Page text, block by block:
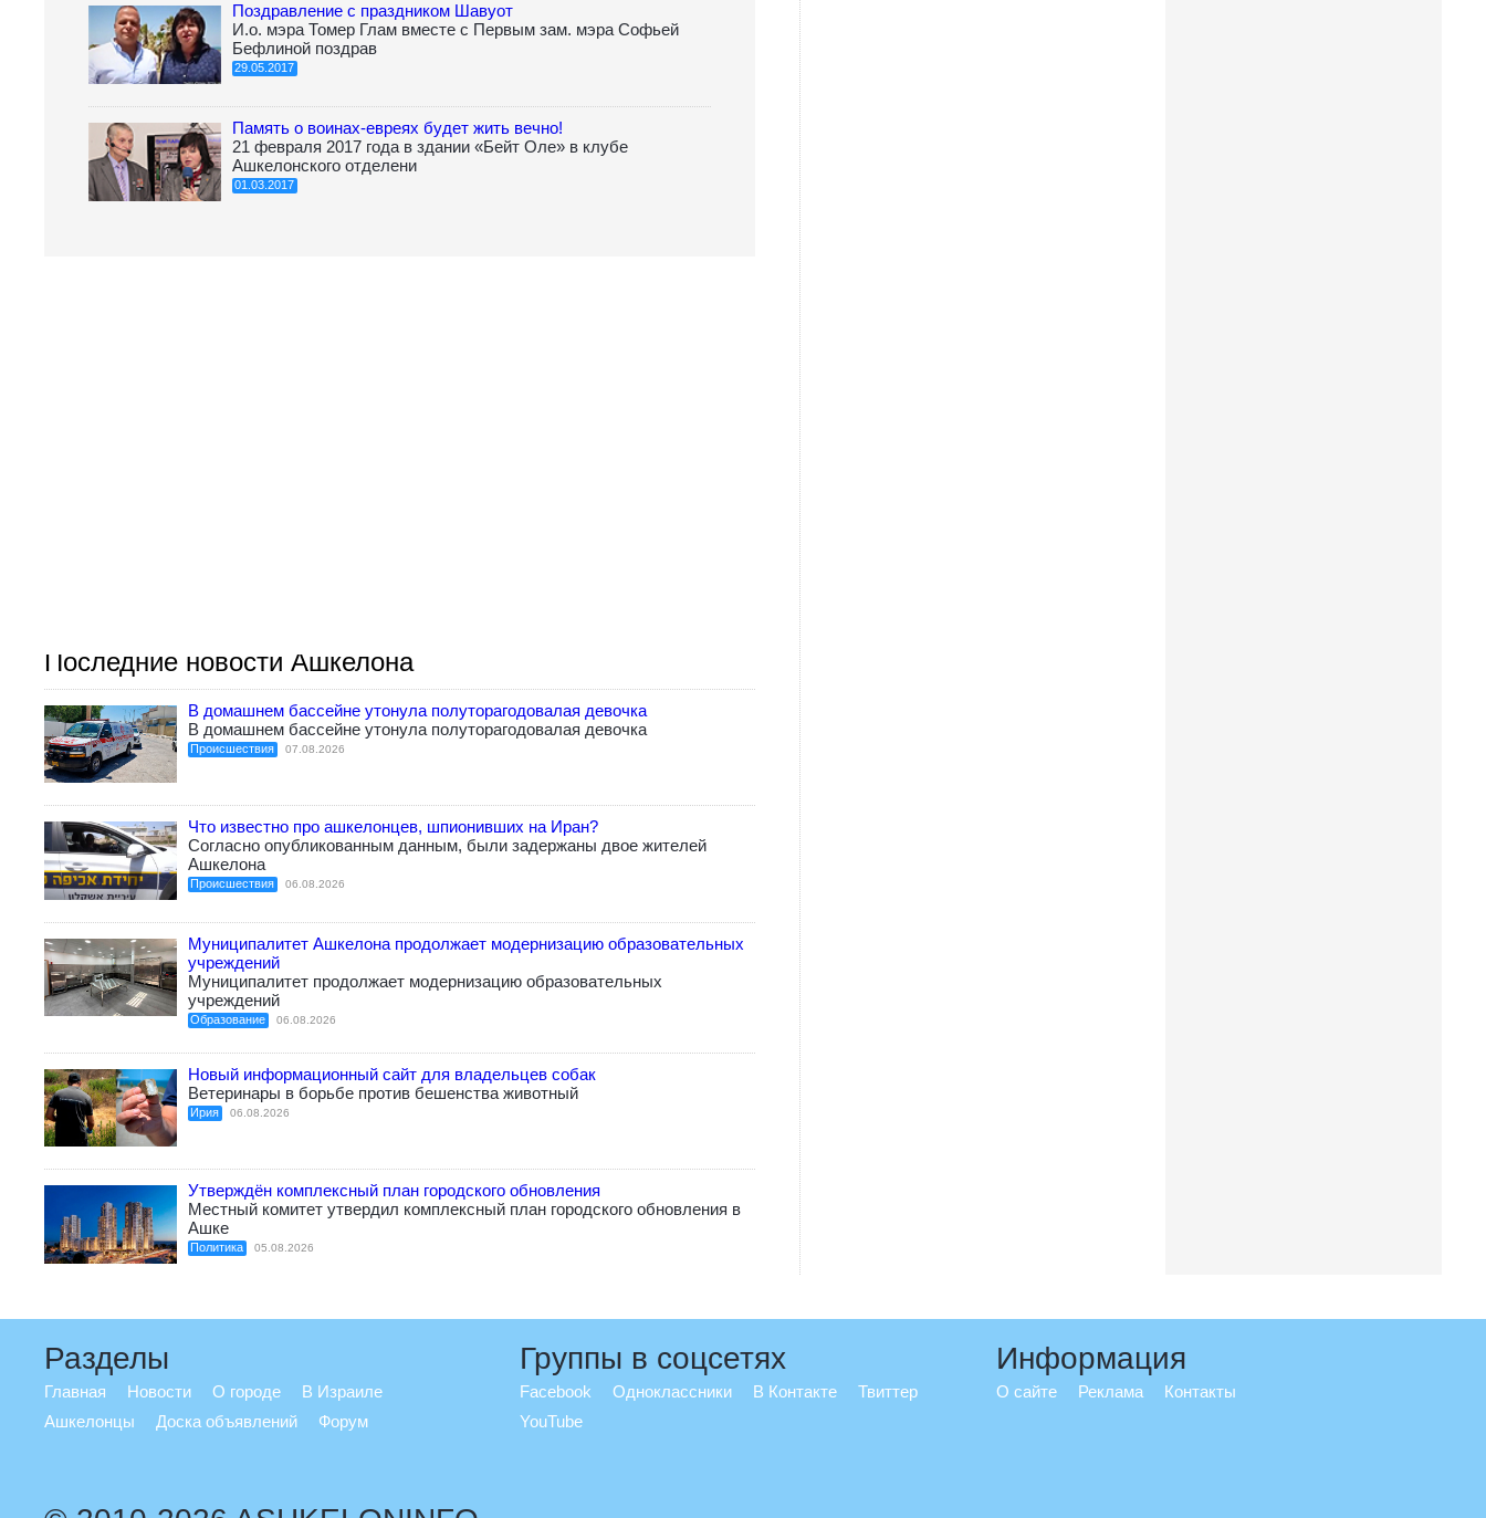
Поздравление с праздником Шавуот
И.о. мэра Томер Глам вместе с Первым зам. мэра Софьей
Бефлиной поздрав
29.05.2017
Память о воинах-евреях будет жить вечно!
21 февраля 2017 года в здании «Бейт Оле» в клубе
Ашкелонского отделени
01.03.2017
Последние новости Ашкелона
В домашнем бассейне утонула полуторагодовалая девочка
В домашнем бассейне утонула полуторагодовалая девочка
Происшествия 07.08.2026
Что известно про ашкелонцев, шпионивших на Иран?
Согласно опубликованным данным, были задержаны двое жителей
Ашкелона
Происшествия 06.08.2026
Муниципалитет Ашкелона продолжает модернизацию образовательных
учреждений
Муниципалитет продолжает модернизацию образовательных
учреждений
Образование 06.08.2026
Новый информационный сайт для владельцев собак
Ветеринары в борьбе против бешенства животный
Ирия 06.08.2026
Утверждён комплексный план городского обновления
Местный комитет утвердил комплексный план городского обновления в
Ашке
Политика 05.08.2026
Разделы
Главная Новости О городе
В Израиле
Ашкелонцы
Доска объявлений Форум
Группы в соцсетях
Facebook Одноклассники В Контакте
Твиттер
YouTube
Информация
О сайте Реклама Контакты